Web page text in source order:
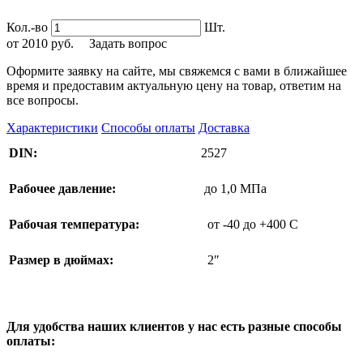
Кол.-во
Шт.
от 2010 руб.
Задать вопрос
Оформите заявку на сайте, мы свяжемся с вами в ближайшее
время и предоставим актуальную цену на товар, ответим на
все вопросы.
Характеристики Способы оплаты Доставка
DIN:
2527
Рабочее давление: до 1,0 МПа
Рабочая температура: от -40 до +400 C
Размер в дюймах: 2″
Для удобства наших клиентов у нас есть разные способы
оплаты: